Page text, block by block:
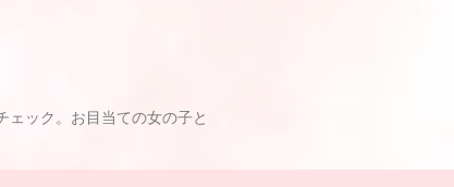
ック。お目当ての女の子と